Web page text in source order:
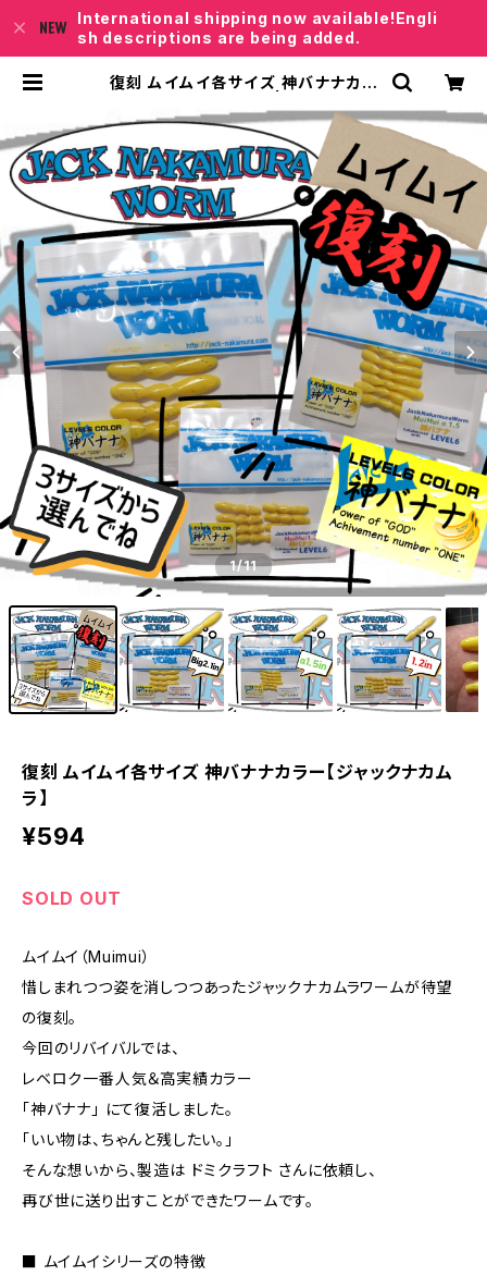
International shipping now available!Engli
sh descriptions are being added.
復刻 ムイムイ各サイズ 神バナナカラ
OP「Junkfish｣
1/11
復刻 ムイムイ各サイズ 神バナナカラー【ジャックナカム
ラ】
¥594
SOLD OUT
ムイムイ（Muimui）
惜しまれつつ姿を消しつつあったジャックナカムラワームが待望
の復刻。
今回のリバイバルでは、
レベロク一番人気＆高実績カラー
「神バナナ」 にて復活しました。
「いい物は、ちゃんと残したい。」
そんな想いから、製造は ドミクラフト さんに依頼し、
再び世に送り出すことができたワームです。
■ ムイムイシリーズの特徴